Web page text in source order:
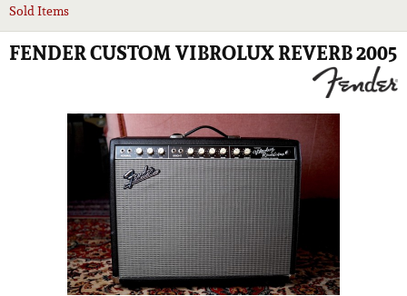
Sold Items
FENDER CUSTOM VIBROLUX REVERB 2005